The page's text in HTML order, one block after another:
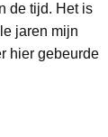
de tijd. Het is
jaren mijn
hier gebeurde